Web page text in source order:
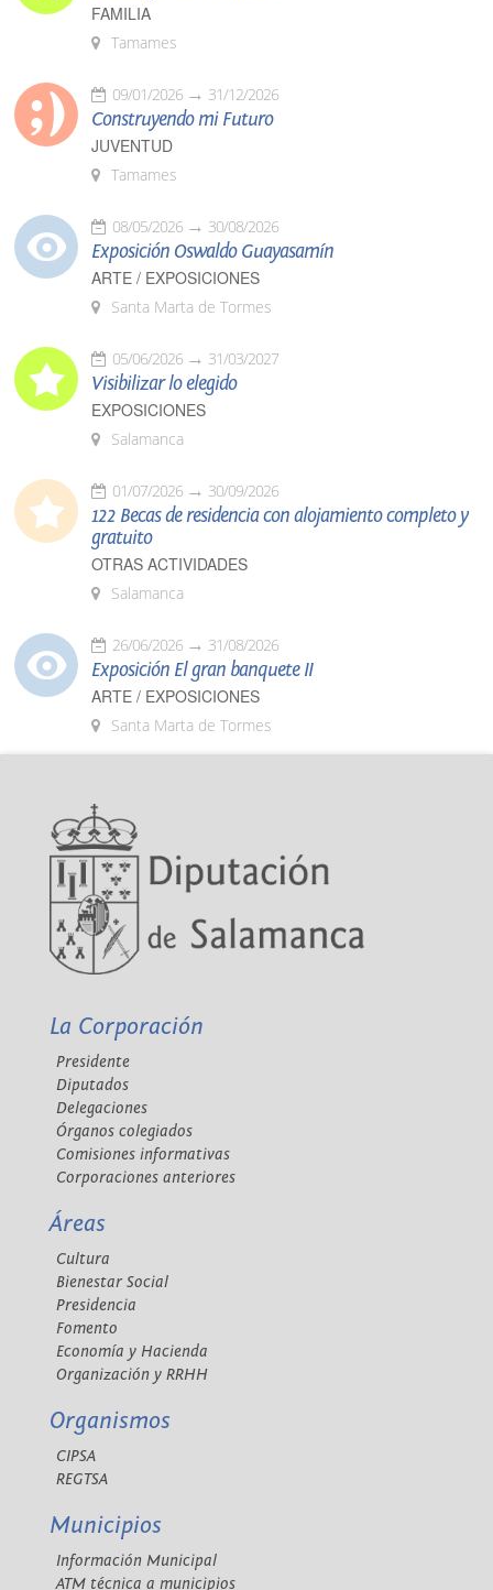
FAMILIA
Tamames
09/01/2026 31/12/2026
Construyendo mi Futuro
JUVENTUD
Tamames
08/05/2026 30/08/2026
Exposición Oswaldo Guayasamín
ARTE / EXPOSICIONES
Santa Marta de Tormes
05/06/2026 31/03/2027
Visibilizar lo elegido
EXPOSICIONES
Salamanca
01/07/2026 30/09/2026
122 Becas de residencia con alojamiento completo y
gratuito
OTRAS ACTIVIDADES
Salamanca
26/06/2026 31/08/2026
Exposición El gran banquete II
ARTE / EXPOSICIONES
Santa Marta de Tormes
La Corporación
Presidente
Diputados
Delegaciones
Órganos colegiados
Comisiones informativas
Corporaciones anteriores
Áreas
Cultura
Bienestar Social
Presidencia
Fomento
Economía y Hacienda
Organización y RRHH
Organismos
CIPSA
REGTSA
Municipios
Información Municipal
ATM técnica a municipios